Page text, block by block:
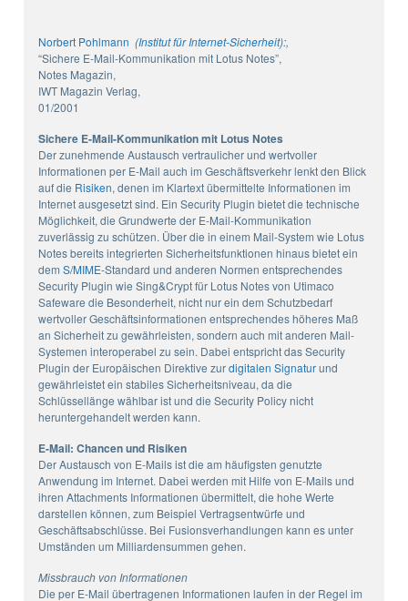
Norbert Pohlmann (Institut für Internet-Sicherheit):,
“Sichere E-Mail-Kommunikation mit Lotus Notes”,
Notes Magazin,
IWT Magazin Verlag,
01/2001
Sichere E-Mail-Kommunikation mit Lotus Notes
Der zunehmende Austausch vertraulicher und wertvoller
Informationen per E-Mail auch im Geschäftsverkehr lenkt den Blick
auf die Risiken, denen im Klartext übermittelte Informationen im
Internet ausgesetzt sind. Ein Security Plugin bietet die technische
Möglichkeit, die Grundwerte der E-Mail-Kommunikation
zuverlässig zu schützen. Über die in einem Mail-System wie Lotus
Notes bereits integrierten Sicherheitsfunktionen hinaus bietet ein
dem S/MIME-Standard und anderen Normen entsprechendes
Security Plugin wie Sing&Crypt für Lotus Notes von Utimaco
Safeware die Besonderheit, nicht nur ein dem Schutzbedarf
wertvoller Geschäftsinformationen entsprechendes höheres Maß
an Sicherheit zu gewährleisten, sondern auch mit anderen Mail-
Systemen interoperabel zu sein. Dabei entspricht das Security
Plugin der Europäischen Direktive zurdigitalen Signaturund
gewährleistet ein stabiles Sicherheitsniveau, da die
Schlüssellänge wählbar ist und die Security Policy nicht
heruntergehandelt werden kann.
E-Mail: Chancen und Risiken
Der Austausch von E-Mails ist die am häufigsten genutzte
Anwendung im Internet. Dabei werden mit Hilfe von E-Mails und
ihren Attachments Informationen übermittelt, die hohe Werte
darstellen können, zum Beispiel Vertragsentwürfe und
Geschäftsabschlüsse. Bei Fusionsverhandlungen kann es unter
Umständen um Milliardensummen gehen.
Missbrauch von Informationen
Die per E-Mail übertragenen Informationen laufen in der Regel im